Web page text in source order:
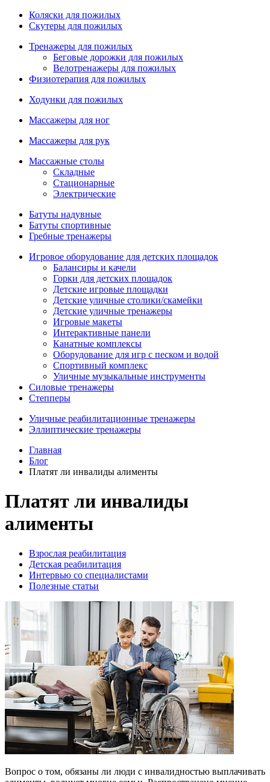
Коляски для пожилых
Скутеры для пожилых
Тренажеры для пожилых
Беговые дорожки для пожилых
Велотренажеры для пожилых
Физиотерапия для пожилых
Ходунки для пожилых
Массажеры для ног
Массажеры для рук
Массажные столы
Складные
Стационарные
Электрические
Батуты надувные
Батуты спортивные
Гребные тренажеры
Игровое оборудование для детских площадок
Балансиры и качели
Горки для детских площадок
Детские игровые площадки
Детские уличные столики/скамейки
Детские уличные тренажеры
Игровые макеты
Интерактивные панели
Канатные комплексы
Оборудование для игр с песком и водой
Спортивный комплекс
Уличные музыкальные инструменты
Силовые тренажеры
Степперы
Уличные реабилитационные тренажеры
Эллиптические тренажеры
Главная
Блог
Платят ли инвалиды алименты
Платят ли инвалиды
алименты
Взрослая реабилитация
Детская реабилитация
Интервью со специалистами
Полезные статьи
Вопрос о том, обязаны ли люди с инвалидностью выплачивать